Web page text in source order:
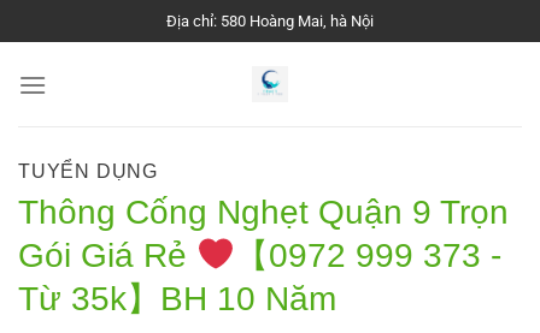
đến
nội
Địa chỉ: 580 Hoàng Mai, hà Nội
TUYỂN DỤNG
Thông Cống Nghẹt Quận 9 Trọn
Gói Giá Rẻ
【0972 999 373 -
Từ 35k】BH 10 Năm